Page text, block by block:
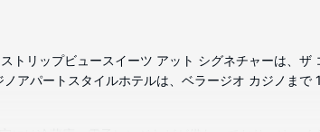
トリップビュースイーツ アット シグネチャーは、
アパートスタイルホテルは、ベラージオ カジノま